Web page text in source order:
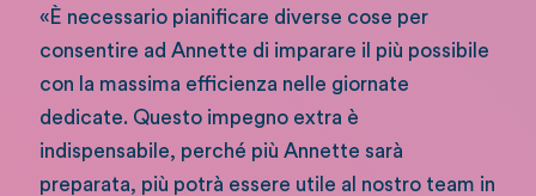
«È necessario pianificare diverse cose per
consentire ad Annette di imparare il più possibile
con la massima efficienza nelle giornate
dedicate. Questo impegno extra è
indispensabile, perché più Annette sarà
preparata, più potrà essere utile al nostro team in